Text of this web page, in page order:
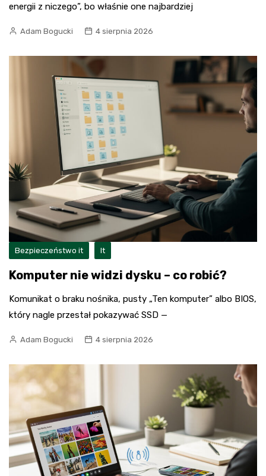
energii z niczego”, bo właśnie one najbardziej
Adam Bogucki 4 sierpnia 2026
Bezpieczeństwo it It
Komputer nie widzi dysku – co robić?
Komunikat o braku nośnika, pusty „Ten komputer” albo BIOS,
który nagle przestał pokazywać SSD —
Adam Bogucki 4 sierpnia 2026